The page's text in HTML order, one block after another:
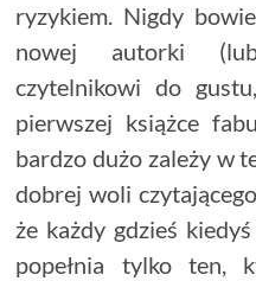
ryzykiem. Nigdy
nowej autorki
czytelnikowi do
pierwszej książce
bardzo dużo zależy w
dobrej woli
że każdy gdzieś
popełnia tylko ten,